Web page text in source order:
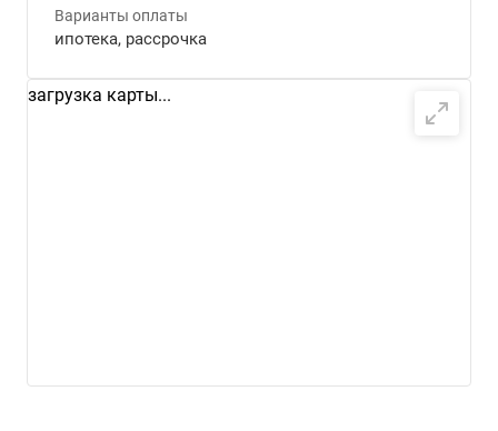
Варианты оплаты
ипотека, рассрочка
загрузка карты...